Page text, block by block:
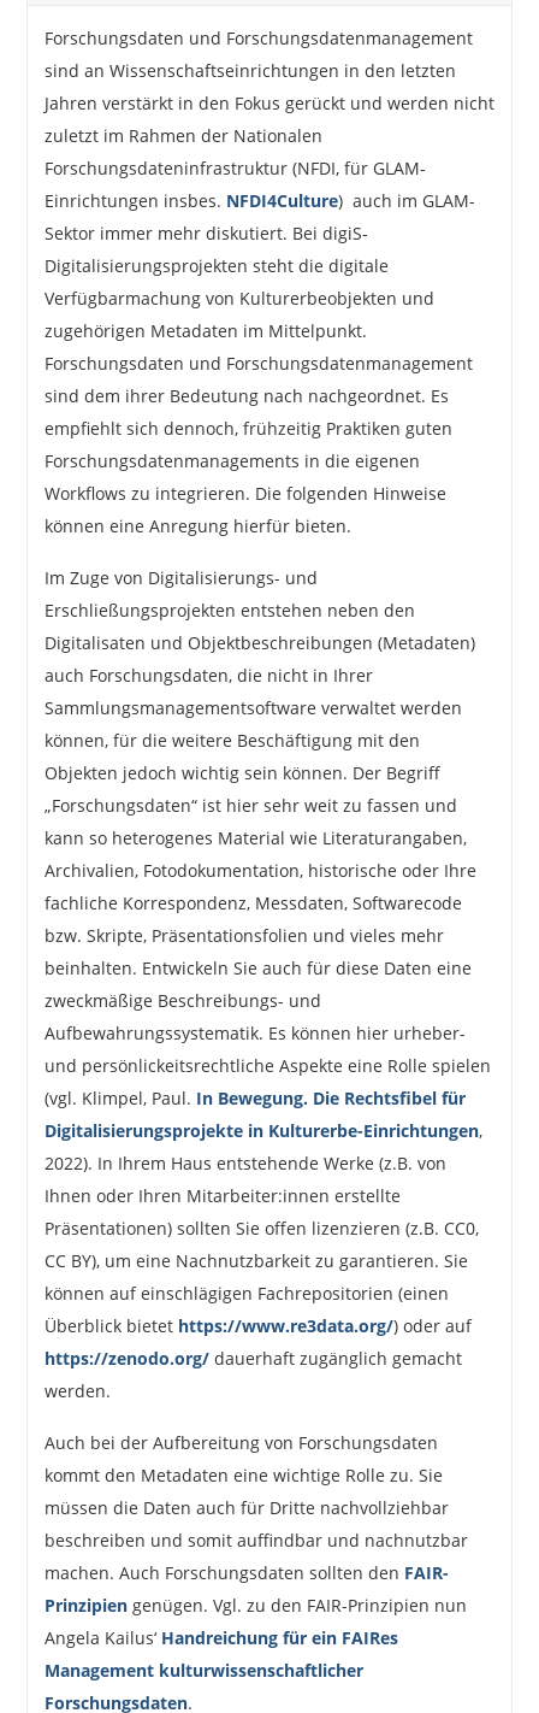
Forschungsdaten und Forschungsdatenmanagement
sind an Wissenschaftseinrichtungen in den letzten
Jahren verstärkt in den Fokus gerückt und werden nicht
zuletzt im Rahmen der Nationalen
Forschungsdateninfrastruktur (NFDI, für GLAM-
Einrichtungen insbes. NFDI4Culture) auch im GLAM-
Sektor immer mehr diskutiert. Bei digiS-
Digitalisierungsprojekten steht die digitale
Verfügbarmachung von Kulturerbeobjekten und
zugehörigen Metadaten im Mittelpunkt.
Forschungsdaten und Forschungsdatenmanagement
sind dem ihrer Bedeutung nach nachgeordnet. Es
empfiehlt sich dennoch, frühzeitig Praktiken guten
Forschungsdatenmanagements in die eigenen
Workflows zu integrieren. Die folgenden Hinweise
können eine Anregung hierfür bieten.
Im Zuge von Digitalisierungs- und
Erschließungsprojekten entstehen neben den
Digitalisaten und Objektbeschreibungen (Metadaten)
auch Forschungsdaten, die nicht in Ihrer
Sammlungsmanagementsoftware verwaltet werden
können, für die weitere Beschäftigung mit den
Objekten jedoch wichtig sein können. Der Begriff
„Forschungsdaten“ ist hier sehr weit zu fassen und
kann so heterogenes Material wie Literaturangaben,
Archivalien, Fotodokumentation, historische oder Ihre
fachliche Korrespondenz, Messdaten, Softwarecode
bzw. Skripte, Präsentationsfolien und vieles mehr
beinhalten. Entwickeln Sie auch für diese Daten eine
zweckmäßige Beschreibungs- und
Aufbewahrungssystematik. Es können hier urheber-
und persönlickeitsrechtliche Aspekte eine Rolle spielen
(vgl. Klimpel, Paul. In Bewegung. Die Rechtsfibel für
Digitalisierungsprojekte in Kulturerbe-Einrichtungen,
2022). In Ihrem Haus entstehende Werke (z.B. von
Ihnen oder Ihren Mitarbeiter:innen erstellte
Präsentationen) sollten Sie offen lizenzieren (z.B. CC0,
CC BY), um eine Nachnutzbarkeit zu garantieren. Sie
können auf einschlägigen Fachrepositorien (einen
Überblick bietet https://www.re3data.org/) oder auf
https://zenodo.org/ dauerhaft zugänglich gemacht
werden.
Auch bei der Aufbereitung von Forschungsdaten
kommt den Metadaten eine wichtige Rolle zu. Sie
müssen die Daten auch für Dritte nachvollziehbar
beschreiben und somit auffindbar und nachnutzbar
machen. Auch Forschungsdaten sollten den FAIR-
Prinzipien genügen. Vgl. zu den FAIR-Prinzipien nun
Angela Kailus‘ Handreichung für ein FAIRes
Management kulturwissenschaftlicher
Forschungsdaten.